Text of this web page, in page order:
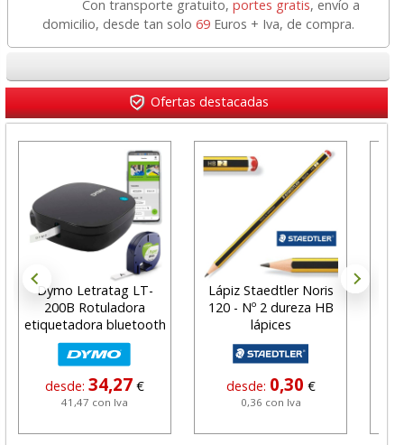
Con transporte gratuito,portes gratis, envío a
domicilio, desde tan solo69 Euros + Iva, de compra.
Ofertas destacadas
Dymo Letratag LT-
200B Rotuladora
etiquetadora bluetooth
desde:34,27 €
41,47 con Iva
Lápiz Staedtler Noris
120 - Nº 2 dureza HB
lápices
desde: 0,30 €
0,36 con Iva